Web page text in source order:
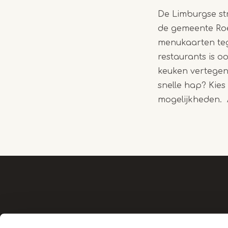
De Limburgse
de gemeente
menukaarten
restaurants is
keuken
snelle hap?
mogelijkheden.
lekker
Op de gezellige